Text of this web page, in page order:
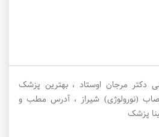
دکتر مرجان اوستاد ، بهترین پزشک
(نورولوژی) شیراز ، آدرس مطب و
پزشک